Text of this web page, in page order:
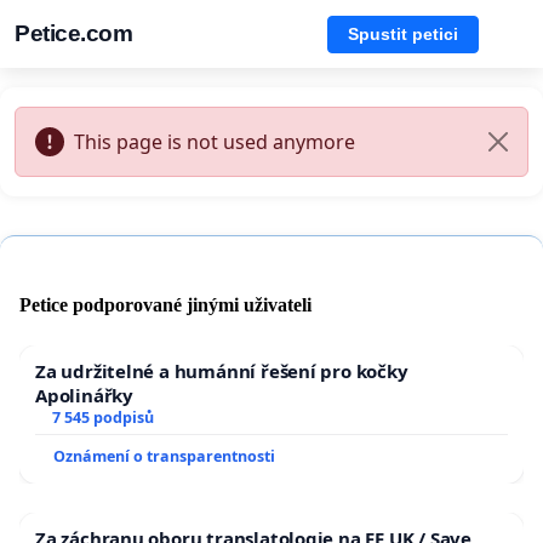
Petice.com Spustit petici
This page is not used anymore
Petice podporované jinými uživateli
Za udržitelné a humánní řešení pro kočky
Apolinářky
7 545 podpisů
Oznámení o transparentnosti